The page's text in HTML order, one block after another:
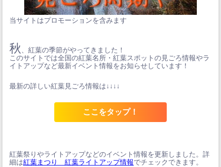
当サイトはプロモーションを含みます
秋
、紅葉の季節がやってきました！
このサイトでは全国の紅葉名所・紅葉スポットの見ごろ情報やラ
イトアップなど最新イベント情報をお知らせしています！
最新の詳しい紅葉見ごろ情報は↓↓↓↓
ここをタップ！
紅葉祭りやライトアップなどのイベント情報を更新しました。詳
細は紅葉まつり 紅葉ライトアップ情報でチェックできます。